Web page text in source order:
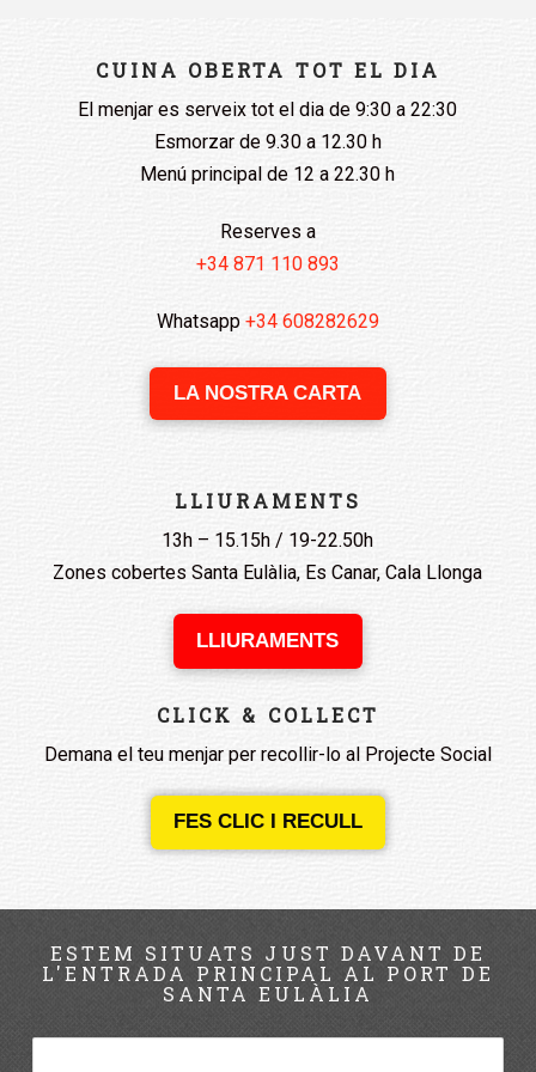
CUINA OBERTA TOT EL DIA
El menjar es serveix tot el dia de 9:30 a 22:30
Esmorzar de 9.30 a 12.30 h
Menú principal de 12 a 22.30 h
Reserves a
+34 871 110 893
Whatsapp +34 608282629
LA NOSTRA CARTA
LLIURAMENTS
13h – 15.15h / 19-22.50h
Zones cobertes Santa Eulàlia, Es Canar, Cala Llonga
LLIURAMENTS
CLICK & COLLECT
Demana el teu menjar per recollir-lo al Projecte Social
FES CLIC I RECULL
ESTEM SITUATS JUST DAVANT DE
L'ENTRADA PRINCIPAL AL PORT DE
SANTA EULÀLIA